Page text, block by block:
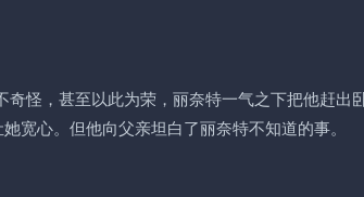
怪，甚至以此为荣，丽奈特一气之下把他赶出
宽心。但他向父亲坦白了丽奈特不知道的事。